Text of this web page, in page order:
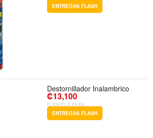
ENTREGAS FLASH
Destornillador Inalambrico
₡13,100
ELEGIBLE PARA
ENTREGAS FLASH